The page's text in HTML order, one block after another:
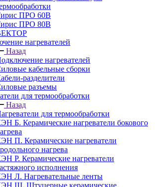
ПРО 60В
ПРО 80В
нагревателей
Назад
нагревателей
кабельные сборки
разделители
разъемы
для термообработки
Назад
для термообработки
Б. Керамические нагреватели бокового
П. Керамические нагреватели
нагрева
Р. Керамические нагреватели
исполнения
Л. Нагревательные ленты
Ш. Штуцерные керамические